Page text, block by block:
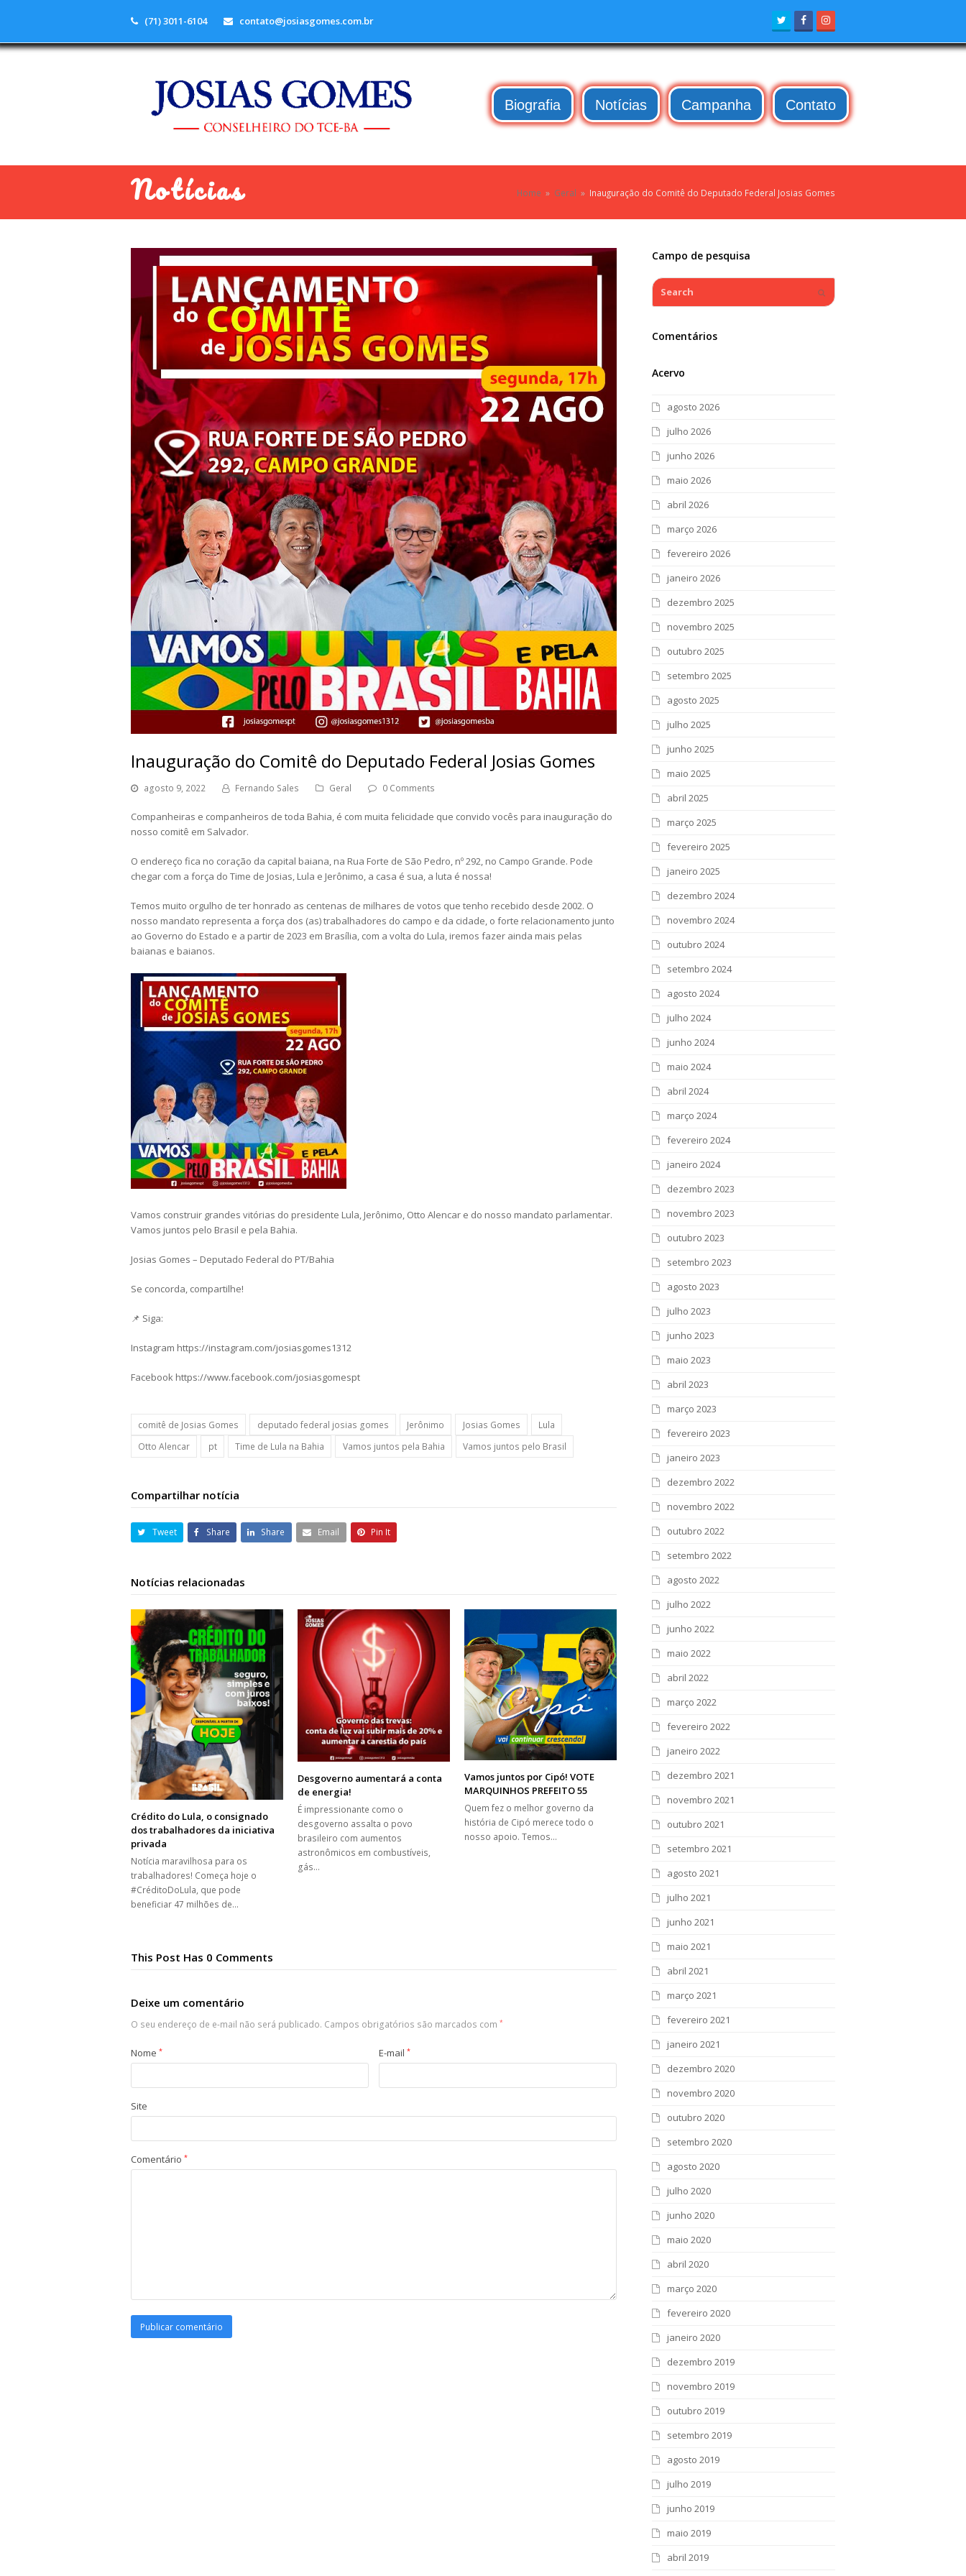
(71) 3011-6104 contato@josiasgomes.com.br TwitterFacebook
Biografia Notícias Campanha Contato
Notícias Home » Geral » Inauguração do Comitê do Deputado Federal Josias Gomes
Inauguração do Comitê do Deputado Federal Josias Gomes
agosto 9, 2022 Fernando Sales Geral 0 Comments
Companheiras e companheiros de toda Bahia, é com muita felicidade que convido vocês para inauguração do
nosso comitê em Salvador.
O endereço fica no coração da capital baiana, na Rua Forte de São Pedro, nº 292, no Campo Grande. Pode
chegar com a força do Time de Josias, Lula e Jerônimo, a casa é sua, a luta é nossa!
Temos muito orgulho de ter honrado as centenas de milhares de votos que tenho recebido desde 2002. O
nosso mandato representa a força dos (as) trabalhadores do campo e da cidade, o forte relacionamento junto
ao Governo do Estado e a partir de 2023 em Brasília, com a volta do Lula, iremos fazer ainda mais pelas
baianas e baianos.
Vamos construir grandes vitórias do presidente Lula, Jerônimo, Otto Alencar e do nosso mandato parlamentar.
Vamos juntos pelo Brasil e pela Bahia.
Josias Gomes – Deputado Federal do PT/Bahia
Se concorda, compartilhe!
📌 Siga:
Instagram https://instagram.com/josiasgomes1312
Facebook https://www.facebook.com/josiasgomespt
comitê de Josias Gomes deputado federal josias gomes Jerônimo Josias Gomes
Lula
Otto Alencar
pt Time de Lula na Bahia Vamos juntos pela Bahia Vamos juntos pelo Brasil
Compartilhar notícia
Tweet Share Share Email Pin It
Notícias relacionadas
Crédito do Lula, o consignado
dos trabalhadores da iniciativa
privada
Notícia maravilhosa para os
trabalhadores! Começa hoje o
#CréditoDoLula, que pode
beneficiar 47 milhões de…
Desgoverno aumentará a conta
de energia!
É impressionante como o
desgoverno assalta o povo
brasileiro com aumentos
astronômicos em combustíveis,
gás…
Vamos juntos por Cipó! VOTE
MARQUINHOS PREFEITO 55
Quem fez o melhor governo da
história de Cipó merece todo o
nosso apoio. Temos…
This Post Has 0 Comments
Deixe um comentário
O seu endereço de e-mail não será publicado. Campos obrigatórios são marcados com *
Nome * E-mail *
Site
Comentário *
Campo de pesquisa
Search
Comentários
Acervo
agosto 2026
julho 2026
junho 2026
maio 2026
abril 2026
março 2026
fevereiro 2026
janeiro 2026
dezembro 2025
novembro 2025
outubro 2025
setembro 2025
agosto 2025
julho 2025
junho 2025
maio 2025
abril 2025
março 2025
fevereiro 2025
janeiro 2025
dezembro 2024
novembro 2024
outubro 2024
setembro 2024
agosto 2024
julho 2024
junho 2024
maio 2024
abril 2024
março 2024
fevereiro 2024
janeiro 2024
dezembro 2023
novembro 2023
outubro 2023
setembro 2023
agosto 2023
julho 2023
junho 2023
maio 2023
abril 2023
março 2023
fevereiro 2023
janeiro 2023
dezembro 2022
novembro 2022
outubro 2022
setembro 2022
agosto 2022
julho 2022
junho 2022
maio 2022
abril 2022
março 2022
fevereiro 2022
janeiro 2022
dezembro 2021
novembro 2021
outubro 2021
setembro 2021
agosto 2021
julho 2021
junho 2021
maio 2021
abril 2021
março 2021
fevereiro 2021
janeiro 2021
dezembro 2020
novembro 2020
outubro 2020
setembro 2020
agosto 2020
julho 2020
junho 2020
maio 2020
abril 2020
março 2020
fevereiro 2020
janeiro 2020
dezembro 2019
novembro 2019
outubro 2019
setembro 2019
agosto 2019
julho 2019
junho 2019
maio 2019
abril 2019